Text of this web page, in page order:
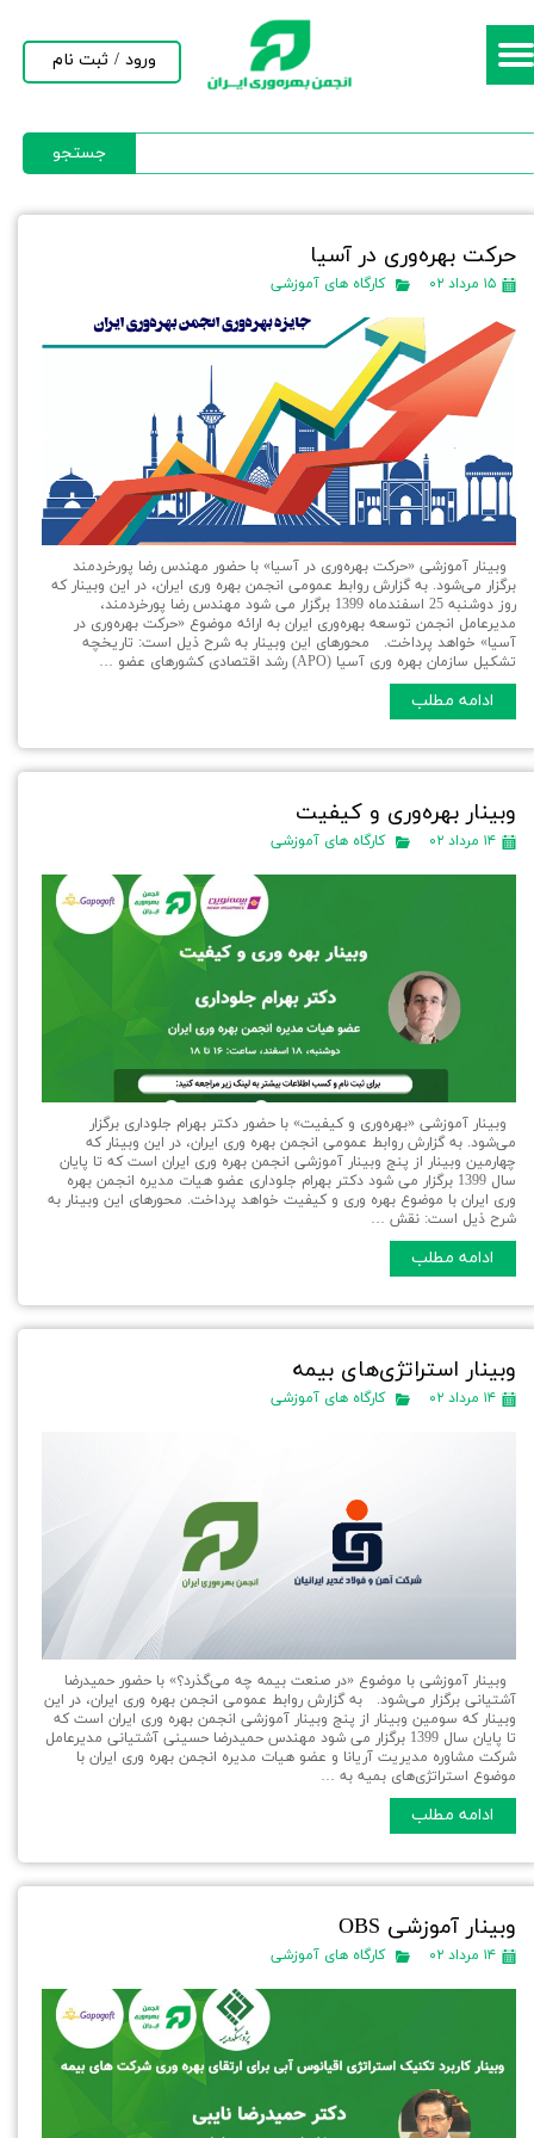
جستجو
ورود / ثبت نام
حساب کاربری من
خروج از حساب کاربری
حركت بهره‌وری در آسیا
۱۵ مرداد ۰۲ کارگاه های آموزشی
وبینار آموزشی «حركت بهره‌وری در آسیا» با حضور مهندس رضا پورخردمند
برگزار می‌شود. به گزارش روابط عمومی انجمن بهره وری ایران، در اين وبينار كه
روز دوشنبه 25 اسفندماه 1399 برگزار می شود مهندس رضا پورخردمند،
مدیرعامل انجمن توسعه بهره‌وری ایران به ارائه موضوع «حركت بهره‌وری در
آسیا» خواهد پرداخت. محورهای این وبینار به شرح ذیل است: تاریخچه
تشکیل سازمان بهره وری آسیا (APO) رشد اقتصادی کشورهای عضو …
ادامه مطلب
وبینار بهره‌وری و کیفیت
۱۴ مرداد ۰۲ کارگاه های آموزشی
وبینار آموزشی «بهره‌وری و کیفیت» با حضور دکتر بهرام جلوداری برگزار
می‌شود. به گزارش روابط عمومی انجمن بهره وری ایران، در اين وبينار كه
چهارمین وبینار از پنج وبینار آموزشی انجمن بهره وری ایران است که تا پایان
سال 1399 برگزار می شود دکتر بهرام جلوداری عضو هیات مدیره انجمن بهره
وری ایران با موضوع بهره وری و کیفیت خواهد پرداخت. محورهای این وبینار به
شرح ذیل است: نقش …
ادامه مطلب
وبینار استراتژی‌های بیمه
۱۴ مرداد ۰۲ کارگاه های آموزشی
وبینار آموزشی با موضوع «در صنعت بیمه چه می‌گذرد؟» با حضور حمیدرضا
آشتیانی برگزار می‌شود. به گزارش روابط عمومی انجمن بهره وری ایران، در اين
وبينار كه سومين وبینار از پنج وبینار آموزشی انجمن بهره وری ایران است که
تا پایان سال 1399 برگزار می شود مهندس حمیدرضا حسینی آشتیانی مدیرعامل
شرکت مشاوره مدیریت آریانا و عضو هیات مدیره انجمن بهره وری ایران با
موضوع استراتژی‌های بمیه به …
ادامه مطلب
وبینار آموزشی OBS
۱۴ مرداد ۰۲ کارگاه های آموزشی